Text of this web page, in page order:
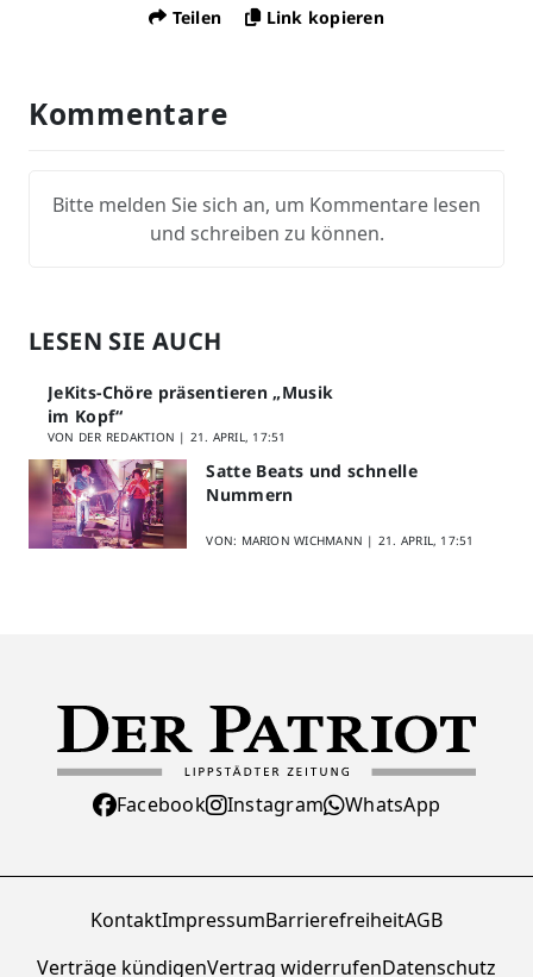
Teilen
Link kopieren
Kommentare
Bitte melden Sie sich an, um Kommentare lesen
und schreiben zu können.
LESEN SIE AUCH
JeKits-Chöre präsentieren „Musik
im Kopf“
VON DER REDAKTION | 21. APRIL, 17:51
Satte Beats und schnelle
Nummern
VON: MARION WICHMANN | 21. APRIL, 17:51
Facebook Instagram WhatsApp
KontaktImpressumBarrierefreiheitAGB
Verträge kündigenVertrag widerrufenDatenschutz